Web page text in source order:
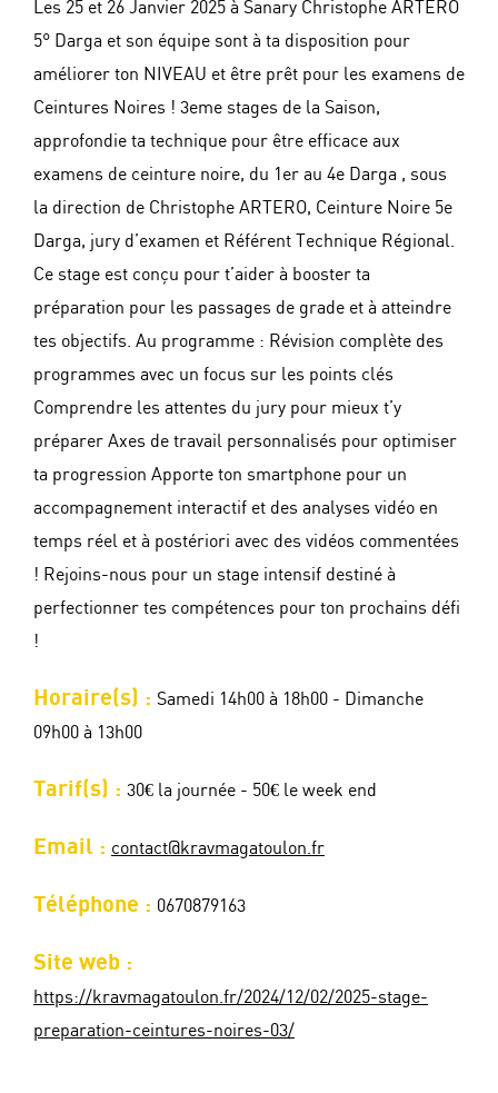
Les 25 et 26 Janvier 2025 à Sanary Christophe ARTERO
5° Darga et son équipe sont à ta disposition pour
améliorer ton NIVEAU et être prêt pour les examens de
Ceintures Noires ! 3eme stages de la Saison,
approfondie ta technique pour être efficace aux
examens de ceinture noire, du 1er au 4e Darga , sous
la direction de Christophe ARTERO, Ceinture Noire 5e
Darga, jury d’examen et Référent Technique Régional.
Ce stage est conçu pour t’aider à booster ta
préparation pour les passages de grade et à atteindre
tes objectifs. Au programme : Révision complète des
programmes avec un focus sur les points clés
Comprendre les attentes du jury pour mieux t’y
préparer Axes de travail personnalisés pour optimiser
ta progression Apporte ton smartphone pour un
accompagnement interactif et des analyses vidéo en
temps réel et à postériori avec des vidéos commentées
! Rejoins-nous pour un stage intensif destiné à
perfectionner tes compétences pour ton prochains défi
!
Horaire(s) : Samedi 14h00 à 18h00 - Dimanche
09h00 à 13h00
Tarif(s) : 30€ la journée - 50€ le week end
Email : contact@kravmagatoulon.fr
Téléphone : 0670879163
Site web :
https://kravmagatoulon.fr/2024/12/02/2025-stage-
preparation-ceintures-noires-03/